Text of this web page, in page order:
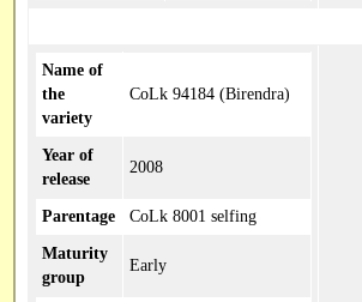
Name of
the
variety
CoLk 94184 (Birendra)
Year of
release
2008
Parentage CoLk 8001 selfing
Maturity
group
Early